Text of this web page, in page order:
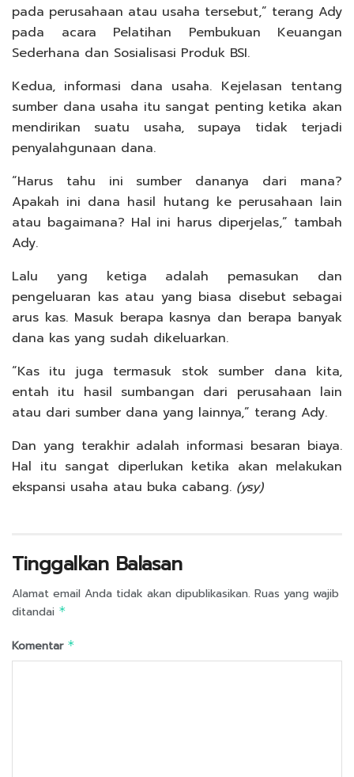
pada perusahaan atau usaha tersebut,” terang Ady
pada acara Pelatihan Pembukuan Keuangan
Sederhana dan Sosialisasi Produk BSI.
Kedua, informasi dana usaha. Kejelasan tentang
sumber dana usaha itu sangat penting ketika akan
mendirikan suatu usaha, supaya tidak terjadi
penyalahgunaan dana.
“Harus tahu ini sumber dananya dari mana?
Apakah ini dana hasil hutang ke perusahaan lain
atau bagaimana? Hal ini harus diperjelas,” tambah
Ady.
Lalu yang ketiga adalah pemasukan dan
pengeluaran kas atau yang biasa disebut sebagai
arus kas. Masuk berapa kasnya dan berapa banyak
dana kas yang sudah dikeluarkan.
“Kas itu juga termasuk stok sumber dana kita,
entah itu hasil sumbangan dari perusahaan lain
atau dari sumber dana yang lainnya,” terang Ady.
Dan yang terakhir adalah informasi besaran biaya.
Hal itu sangat diperlukan ketika akan melakukan
ekspansi usaha atau buka cabang. (ysy)
Tinggalkan Balasan
Alamat email Anda tidak akan dipublikasikan. Ruas yang wajib
ditandai *
Komentar *